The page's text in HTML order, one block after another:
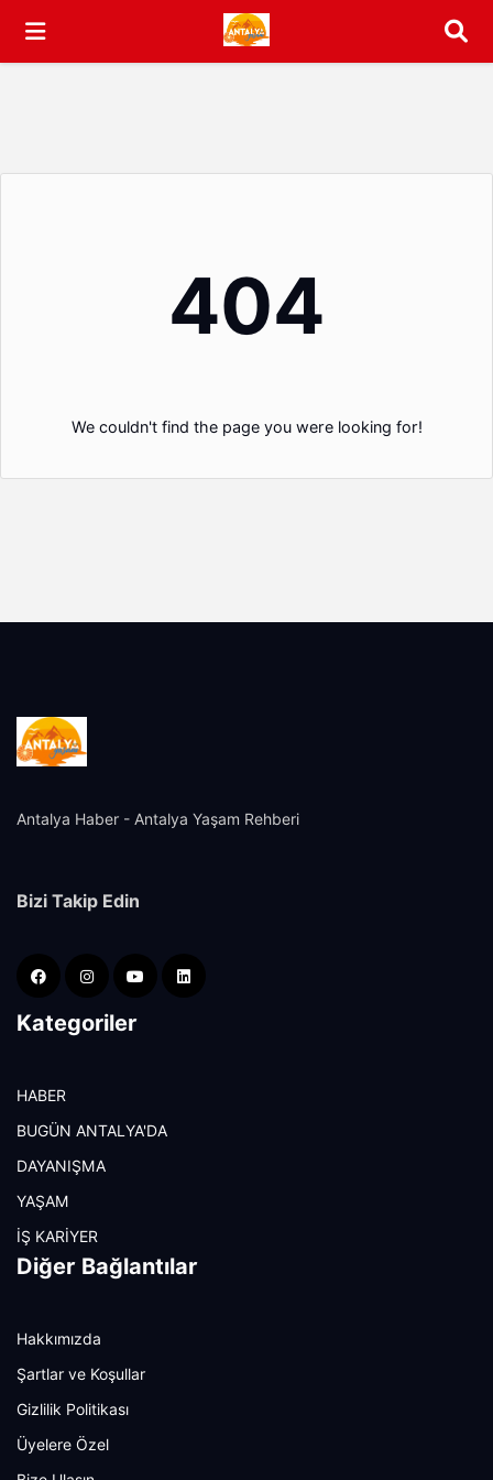
404
We couldn't find the page you were looking for!
Antalya Haber - Antalya Yaşam Rehberi
Bizi Takip Edin
Kategoriler
HABER
BUGÜN ANTALYA'DA
DAYANIŞMA
YAŞAM
İŞ KARİYER
Diğer Bağlantılar
Hakkımızda
Şartlar ve Koşullar
Gizlilik Politikası
Üyelere Özel